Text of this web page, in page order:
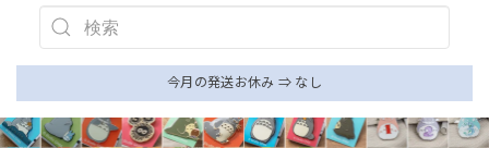
今月の発送お休み ⇒ なし